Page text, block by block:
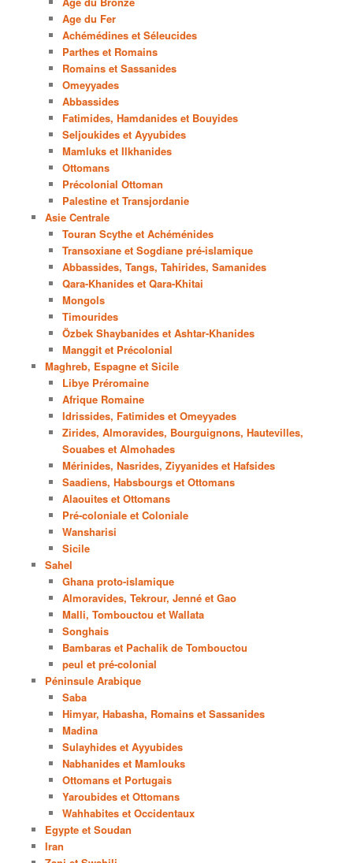
Age du Fer
Achémédines et Séleucides
Parthes et Romains
Romains et Sassanides
Omeyyades
Abbassides
Fatimides, Hamdanides et Bouyides
Seljoukides et Ayyubides
Mamluks et Ilkhanides
Ottomans
Précolonial Ottoman
Palestine et Transjordanie
Asie Centrale
Touran Scythe et Achéménides
Transoxiane et Sogdiane pré-islamique
Abbassides, Tangs, Tahirides, Samanides
Qara-Khanides et Qara-Khitai
Mongols
Timourides
Özbek Shaybanides et Ashtar-Khanides
Manggit et Précolonial
Maghreb, Espagne et Sicile
Libye Préromaine
Afrique Romaine
Idrissides, Fatimides et Omeyyades
Zirides, Almoravides, Bourguignons, Hautevilles,
Souabes et Almohades
Mérinides, Nasrides, Ziyyanides et Hafsides
Saadiens, Habsbourgs et Ottomans
Alaouites et Ottomans
Pré-coloniale et Coloniale
Wansharisi
Sicile
Sahel
Ghana proto-islamique
Almoravides, Tekrour, Jenné et Gao
Malli, Tombouctou et Wallata
Songhais
Bambaras et Pachalik de Tombouctou
peul et pré-colonial
Péninsule Arabique
Saba
Himyar, Habasha, Romains et Sassanides
Madina
Sulayhides et Ayyubides
Nabhanides et Mamlouks
Ottomans et Portugais
Yaroubides et Ottomans
Wahhabites et Occidentaux
Egypte et Soudan
Iran